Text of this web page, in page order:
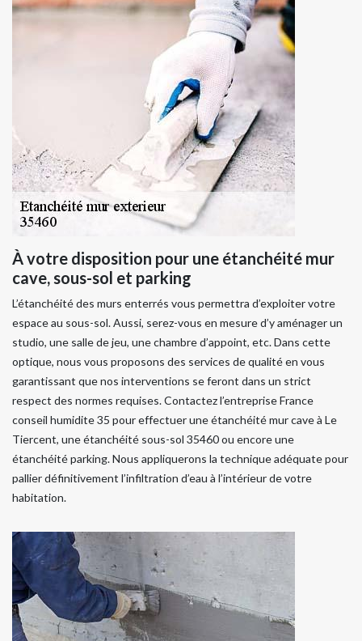
À votre disposition pour une étanchéité mur
cave, sous-sol et parking
L’étanchéité des murs enterrés vous permettra d’exploiter votre
espace au sous-sol. Aussi, serez-vous en mesure d’y aménager un
studio, une salle de jeu, une chambre d’appoint, etc. Dans cette
optique, nous vous proposons des services de qualité en vous
garantissant que nos interventions se feront dans un strict
respect des normes requises. Contactez l’entreprise France
conseil humidite 35 pour effectuer une étanchéité mur cave à Le
Tiercent, une étanchéité sous-sol 35460 ou encore une
étanchéité parking. Nous appliquerons la technique adéquate pour
pallier définitivement l’infiltration d’eau à l’intérieur de votre
habitation.